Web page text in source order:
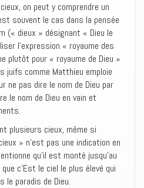
on peut y comprendre un
souvent le cas dans la pensée
(« dieux » désignant « Dieu le
l’expression « royaume des
plutôt pour « royaume de Dieu »
juifs comme Matthieu emploie
ne pas dire le nom de Dieu par
le nom de Dieu en vain et
plusieurs cieux, même si
» n’est pas une indication en
qu’il est monté jusqu’au
c’Est le ciel le plus élevé qui
le paradis de Dieu.